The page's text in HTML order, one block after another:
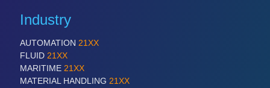
Industry
AUTOMATION 21XX
FLUID 21XX
MARITIME 21XX
MATERIAL HANDLING 21XX